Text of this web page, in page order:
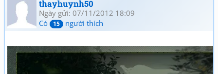
thayhuynh50
Ngày gửi: 07/11/2012 18:09
Có
15 người thích